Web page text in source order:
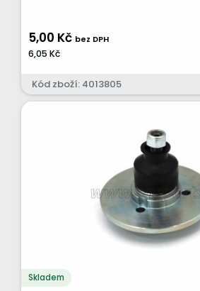
5,00 Kč bez DPH
6,05 Kč
Kód zboží: 4013805
Skladem